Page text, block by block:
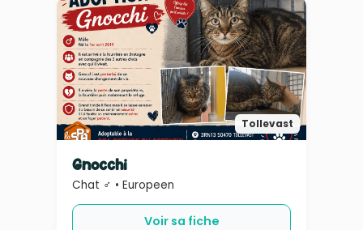
Tollevast
Gnocchi
Chat ♂ • Europeen
Voir sa fiche